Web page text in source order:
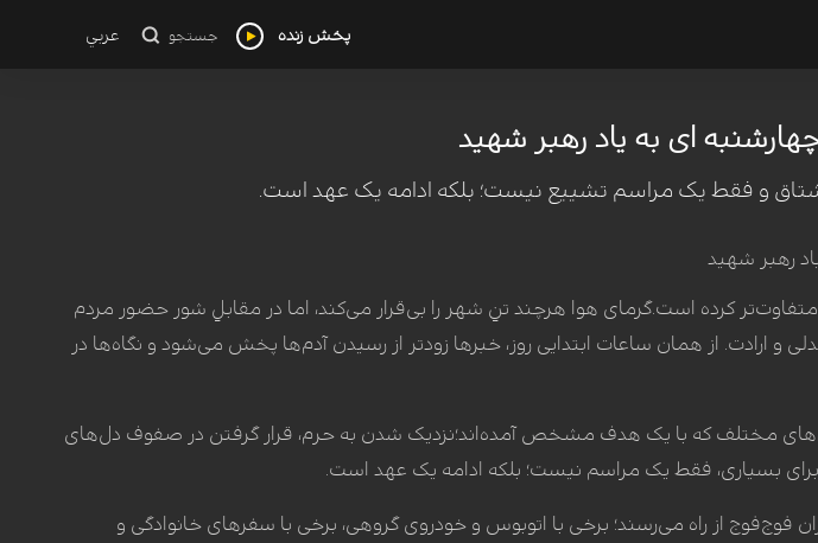
پخش زنده جستجو عربي
ای به یاد رهبر شهید
و فقط یک مراسم تشییع نیست؛ بلکه ادامه یک عهد است.
کرده است.گرمای هوا هرچند تنِ شهر را بی‌قرار می‌کند، اما در مقابلِ شور حضور مردم
و ارادت. از همان ساعات ابتدایی روز، خبرها زودتر از رسیدن آدم‌ها پخش می‌شود و نگاه‌ها در
مختلف که با یک هدف مشخص آمده‌اند؛نزدیک شدن به حرم، قرار گرفتن در صفوف دل‌های
بسیاری، فقط یک مراسم نیست؛ بلکه ادامه‌ یک عهد است.
از راه می‌رسند؛ برخی با اتوبوس و خودروی گروهی، برخی با سفرهای خانوادگی و